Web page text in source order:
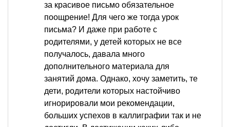
за красивое письмо обязательное
поощрение! Для чего же тогда урок
письма? И даже при работе с
родителями, у детей которых не все
получалось, давала много
дополнительного материала для
занятий дома. Однако, хочу заметить, те
дети, родители которых настойчиво
игнорировали мои рекомендации,
больших успехов в каллиграфии так и не